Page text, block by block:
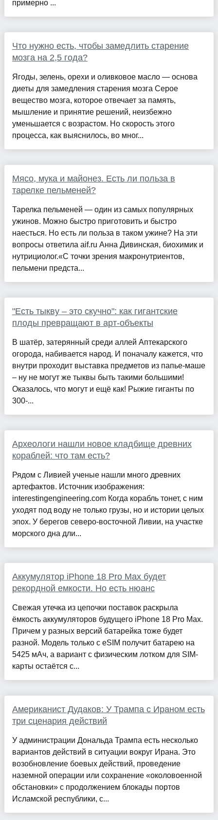
примерно ...
Что нужно есть, чтобы замедлить старение
мозга на 2,5 года?
Ягоды, зелень, орехи и оливковое масло — основа
диеты для замедления старения мозга Серое
вещество мозга, которое отвечает за память,
мышление и принятие решений, неизбежно
уменьшается с возрастом. Но скорость этого
процесса, как выяснилось, во мног...
Мясо, мука и майонез. Есть ли польза в
тарелке пельменей?
Тарелка пельменей — один из самых популярных
ужинов. Можно быстро приготовить и быстро
наесться. Но есть ли польза в таком ужине? На эти
вопросы ответила aif.ru Анна Дивинская, биохимик и
нутрициолог.«С точки зрения макронутриентов,
пельмени предста...
"Есть тыкву – это скучно": как гигантские
плоды превращают в арт-объекты
В шатёр, затерянный среди аллей Аптекарского
огорода, набивается народ. И поначалу кажется, что
внутри проходит выставка предметов из папье-маше
– ну не могут же тыквы быть такими большими!
Оказалось, что могут и ещё как! Рыжие гиганты по
300-...
Археологи нашли новое кладбище древних
кораблей: что там есть?
Рядом с Ливией ученые нашли много древних
артефактов. Источник изображения:
interestingengineering.com Когда корабль тонет, с ним
уходят под воду не только грузы, но и истории целых
эпох. У берегов северо-восточной Ливии, на участке
морского дна дли...
Аккумулятор iPhone 18 Pro Max будет
рекордной емкости. Но есть нюанс
Свежая утечка из цепочки поставок раскрыла
ёмкость аккумуляторов будущего iPhone 18 Pro Max.
Причем у разных версий батарейка тоже будет
разной. Модель только с eSIM получит батарею на
5425 мАч, а вариант с физическим лотком для SIM-
карты остаётся с...
Американист Дудаков: У Трампа с Ираном есть
три сценария действий
У администрации Дональда Трампа есть несколько
вариантов действий в ситуации вокруг Ирана. Это
возобновление боевых действий, проведение
наземной операции или сохранение «околовоенной
обстановки» с продолжением блокады портов
Исламской республики, с...